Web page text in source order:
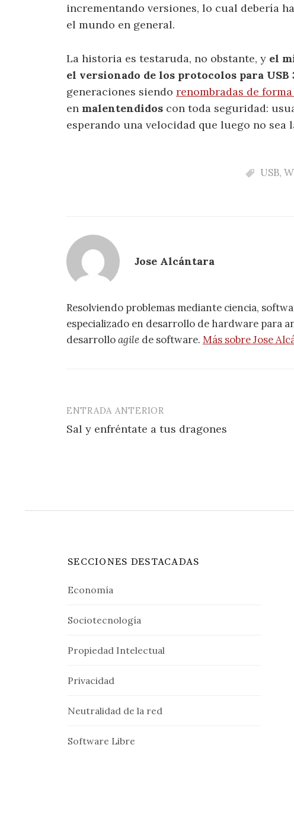
incrementando versiones, lo cual debería
el mundo en general.
La historia es testaruda, no obstante, y el
el versionado de los protocolos para USB
generaciones siendo renombradas de
en malentendidos con toda seguridad:
esperando una velocidad que luego no sea
USB,
Jose Alcántara
Resolviendo problemas mediante ciencia,
especializado en desarrollo de hardware para
desarrolloagile de software. Más sobre Jose
Navegación
de
ENTRADA ANTERIOR
Sal y enfréntate a tus dragones
SECCIONES DESTACADAS
Economía
Sociotecnología
Propiedad Intelectual
Privacidad
Neutralidad de la red
Software Libre